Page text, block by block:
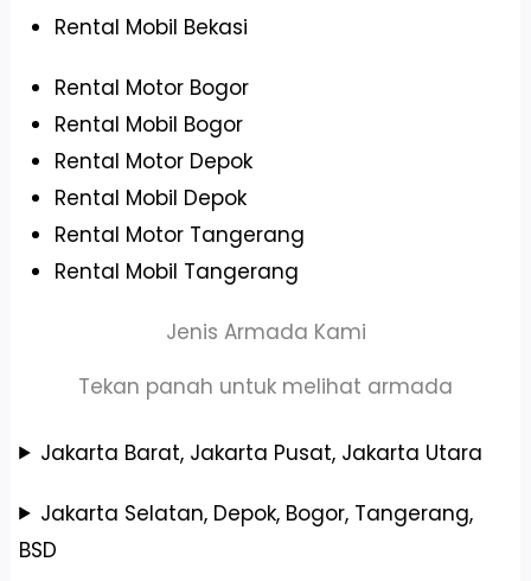
Rental Mobil Bekasi
Rental Motor Bogor
Rental Mobil Bogor
Rental Motor Depok
Rental Mobil Depok
Rental Motor Tangerang
Rental Mobil Tangerang
Jenis Armada Kami
Tekan panah untuk melihat armada
Jakarta Barat, Jakarta Pusat, Jakarta Utara
Jakarta Selatan, Depok, Bogor, Tangerang,
BSD